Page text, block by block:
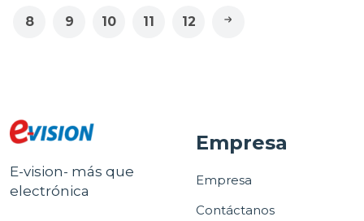
8 9 10 11 12
E-vision- más que
electrónica
Empresa
Empresa
Contáctanos